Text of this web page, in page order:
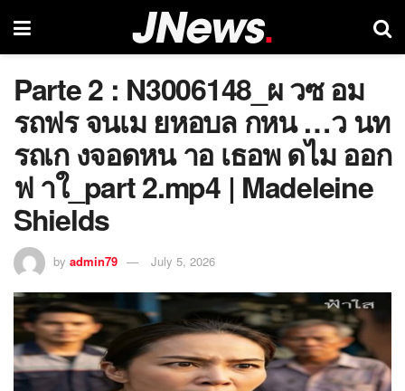
Parte 2 : N3006148_ผ วซ อม
รถฟร จนเม ยหอบล กหน …ว นท
รถเก งจอดหน าอ เธอพ ดไม ออก
ฟ าใ_part 2.mp4 | Madeleine
Shields
by admin79 July 5, 2026